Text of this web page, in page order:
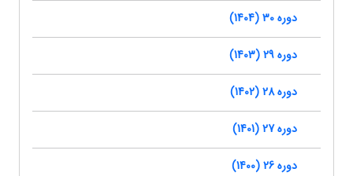
دوره 30 (1404)
دوره 29 (1403)
دوره 28 (1402)
دوره 27 (1401)
دوره 26 (1400)